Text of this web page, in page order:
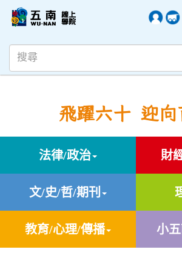
飛躍六十 迎向
法律/政治 財
文/史/哲/期刊
教育/心理/傳播 小